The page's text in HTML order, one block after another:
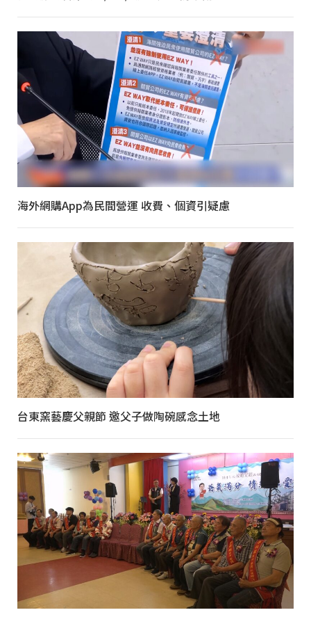
海外網購App為民間營運 收費、個資引疑慮
台東窯藝慶父親節 邀父子做陶碗感念土地